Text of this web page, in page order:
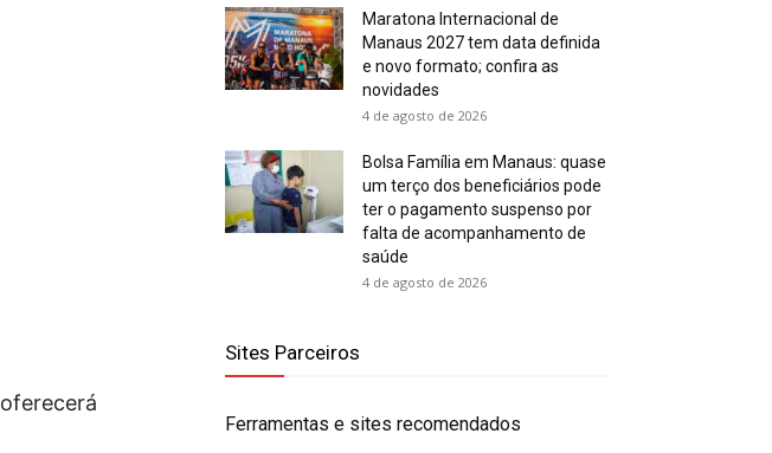
oferecerá
Maratona Internacional de
Manaus 2027 tem data definida
e novo formato; confira as
novidades
4 de agosto de 2026
Bolsa Família em Manaus: quase
um terço dos beneficiários pode
ter o pagamento suspenso por
falta de acompanhamento de
saúde
4 de agosto de 2026
Sites Parceiros
Ferramentas e sites recomendados